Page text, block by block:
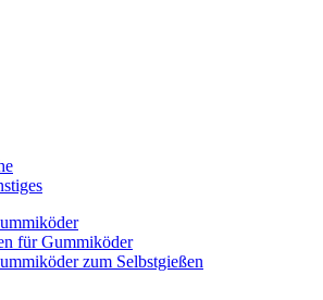
für Gummiköder
zum Selbstgießen